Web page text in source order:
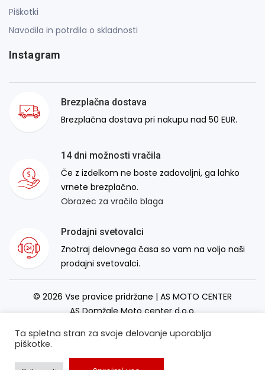
Piškotki
Navodila in potrdila o skladnosti
Instagram
Brezplačna dostava
Brezplačna dostava pri nakupu nad 50 EUR.
14 dni možnosti vračila
Če z izdelkom ne boste zadovoljni, ga lahko
vrnete brezplačno.
Obrazec za vračilo blaga
Prodajni svetovalci
Znotraj delovnega časa so vam na voljo naši
prodajni svetovalci.
© 2026 Vse pravice pridržane | AS MOTO CENTER
AS Domžale Moto center d.o.o.
Ta spletna stran za svoje delovanje uporablja
piškotke.